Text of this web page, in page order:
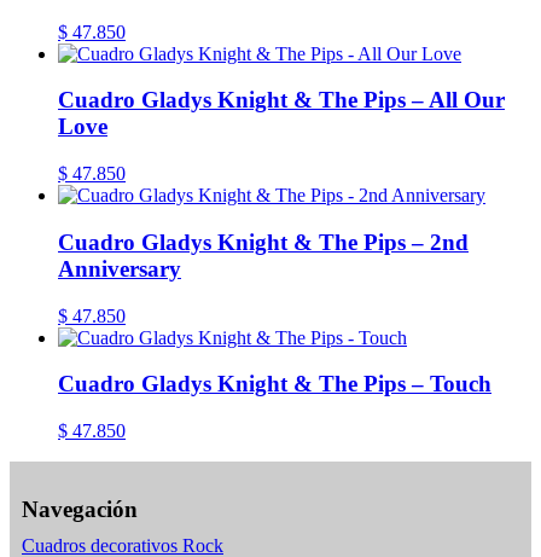
$ 47.850
Cuadro Gladys Knight & The Pips – All Our
Love
$ 47.850
Cuadro Gladys Knight & The Pips – 2nd
Anniversary
$ 47.850
Cuadro Gladys Knight & The Pips – Touch
$ 47.850
Navegación
Cuadros decorativos Rock